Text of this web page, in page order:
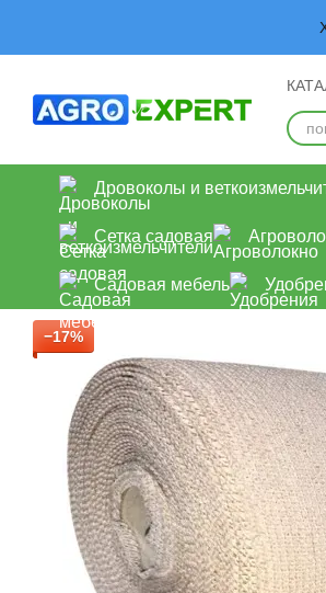
Дровоколы и
Сетка садовая
Садовая мебель
−17%